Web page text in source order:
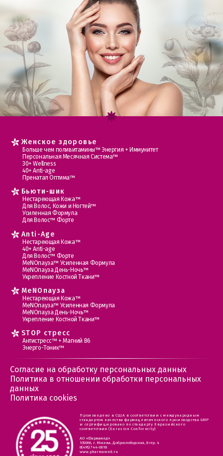
Женское здоровье
Больше чем поливитамины™ Энергия + Иммунитет
Персональная Месячная Система™
30+ Wellness
40+ Anti-age
Пренатал Оптима™
Бьюти-шик
Нестареющая Кожа™
Для Волос, Кожи и Ногтей™
Усиленная Формула
Для Волос™ Форте
Anti-Age
Нестареющая Кожа™
40+ Anti-age
Для Волос™ Форте
МеNOпауза™ Усиленная Формула
МеNOпауза День-Ночь™
Укрепление Костной Ткани™
MеNOпауза
Нестареющая Кожа™
МеNOпауза™ Усиленная Формула
МеNOпауза День-Ночь™
Укрепление Костной Ткани™
STOP стресс
Антистресс™ + Магний В6
Энерго-Тоник™
Согласие на обработку персональных данных
Политика в отношении обработки персональных
данных
Политика cookies
Произведено в США в соответствии с международным
стандартом качества фармацевтического производства GMP
и сертифицировано по стандарту Евразийского
соответствия (Eurasion Conformity)
АО «Фармамед»
105066, г. Москва, Доброслободская, 8 стр. 4
8(495) 744-0618
www.pharmamed.ru